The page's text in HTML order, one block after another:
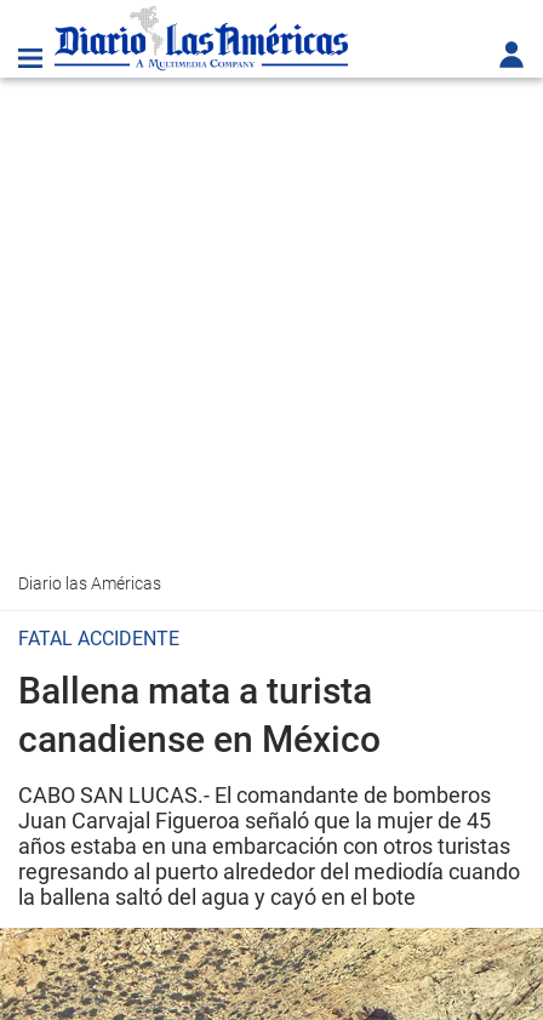
Diario las Américas
FATAL ACCIDENTE
Ballena mata a turista
canadiense en México
CABO SAN LUCAS.- El comandante de bomberos
Juan Carvajal Figueroa señaló que la mujer de 45
años estaba en una embarcación con otros turistas
regresando al puerto alrededor del mediodía cuando
la ballena saltó del agua y cayó en el bote